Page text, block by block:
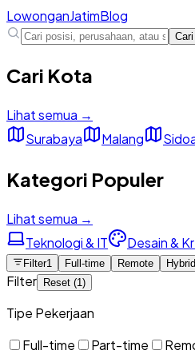
LowonganJatimBlog
Cari
Cari Kota
Lihat semua →
Surabaya
Malang
Kategori Populer
Lihat semua →
Teknologi & IT
Desain &
Filter1 Full-time Remote Hybrid
Filter Reset (1)
Tipe Pekerjaan
Full-time
Part-time